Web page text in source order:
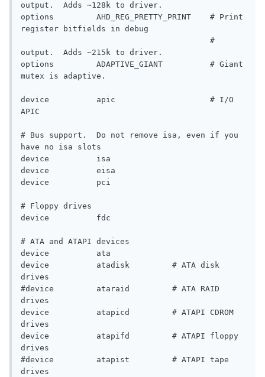
output.  Adds ~128k to driver.
options         AHD_REG_PRETTY_PRINT    # Print
register bitfields in debug
#
output.  Adds ~215k to driver.
options         ADAPTIVE_GIANT          # Giant
mutex is adaptive.
device          apic                    # I/O
APIC
# Bus support.  Do not remove isa, even if you
have no isa slots
device          isa
device          eisa
device          pci
# Floppy drives
device          fdc
# ATA and ATAPI devices
device          ata
device          atadisk         # ATA disk
drives
#device         ataraid         # ATA RAID
drives
device          atapicd         # ATAPI CDROM
drives
device          atapifd         # ATAPI floppy
drives
#device         atapist         # ATAPI tape
drives